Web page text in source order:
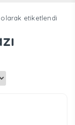
olarak etiketlendi